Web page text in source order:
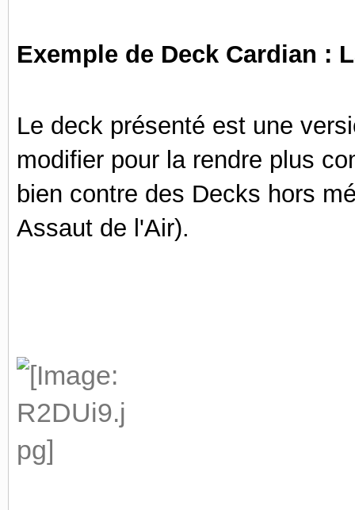
Exemple de Deck Cardian :
Le deck présenté est une
modifier pour la rendre plus
bien contre des Decks hors
Assaut de l'Air).